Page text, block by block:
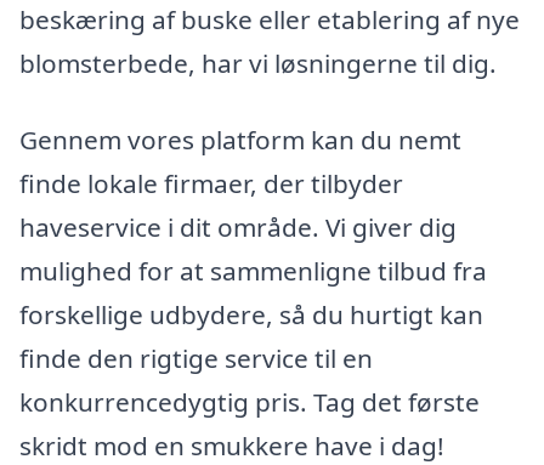
beskæring af buske eller etablering af nye
blomsterbede, har vi løsningerne til dig.
Gennem vores platform kan du nemt
finde lokale firmaer, der tilbyder
haveservice i dit område. Vi giver dig
mulighed for at sammenligne tilbud fra
forskellige udbydere, så du hurtigt kan
finde den rigtige service til en
konkurrencedygtig pris. Tag det første
skridt mod en smukkere have i dag!